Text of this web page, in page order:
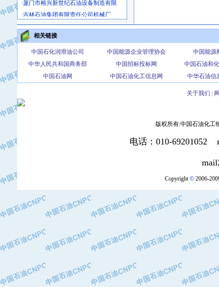
·吉林石油集团有限责任公司机械厂
·大港油田集团中成机械制造有限公司
·承德司达石油装备开发公司
·大港油田集团中成机械制造有限公司
·四川明星电缆有限公司
·中国石油大庆石油化工总厂
·北京三盈联合石油技术有限公司
·北京长空工业有限公司
·河北保定天威集团特变电气有限公司
·中国石油抚顺石化公司
·中国石油辽阳石油化纤公司
·托肯恒山科技（广州）有限公司
·中国石油兰州石油化工公司
·大庆油田有限责任公司
·中国石油辽河油田分公司
相关链接
中国石化润滑油公司 中国能源企业管理协会
中国能源
中华人民共和国商务部
中国招标投标网
中国石油和
中国石油网
中国石油化工信息网 中华石油信
关于我们
版权所有:中国石油化工
电话：010-69201052
Copyright©2006-